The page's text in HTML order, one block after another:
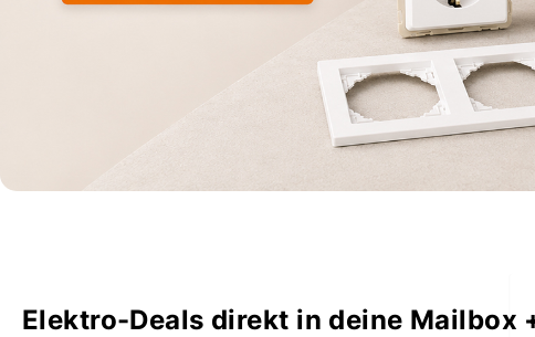
Elektro-Deals direkt in deine Mailbox